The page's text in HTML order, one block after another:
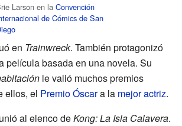
Larson en la Convención
de Cómics de San
en Trainwreck. También protagonizó
película basada en una novela. Su
le valió muchos premios
ellos, el Premio Óscara la mejor actriz.
al elenco deKong: La Isla Calavera.